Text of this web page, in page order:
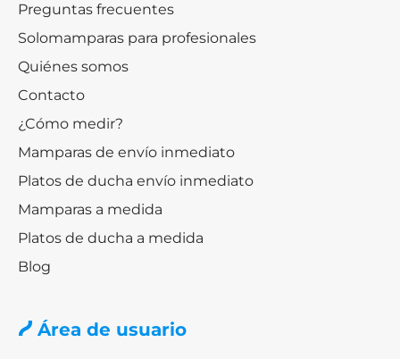
Preguntas frecuentes
Solomamparas para profesionales
Quiénes somos
Contacto
¿Cómo medir?
Mamparas de envío inmediato
Platos de ducha envío inmediato
Mamparas a medida
Platos de ducha a medida
Blog
Área de usuario